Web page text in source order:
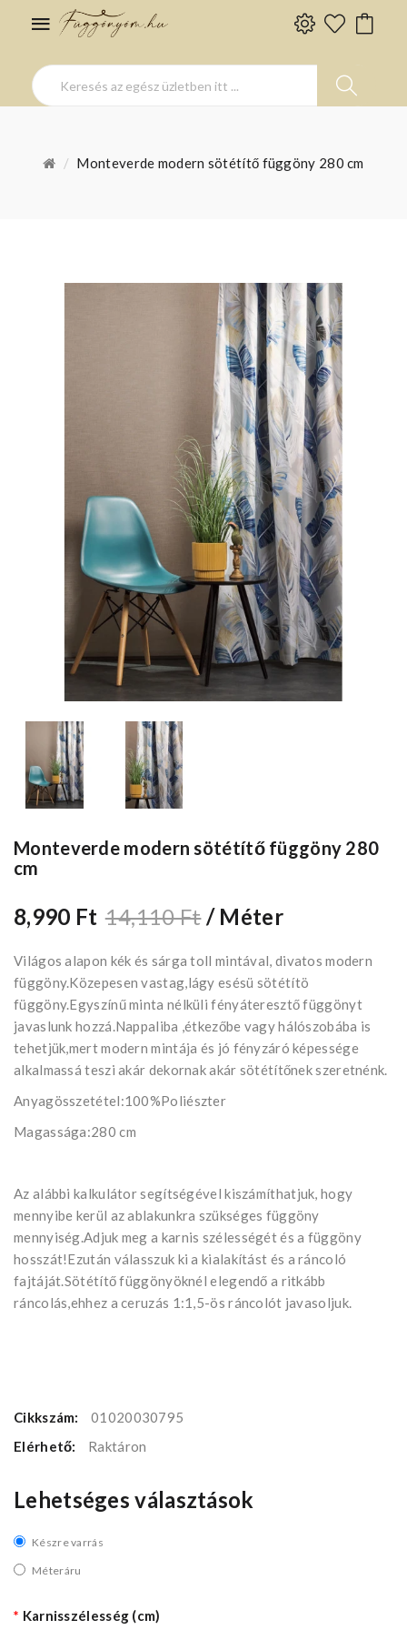
Monteverde modern sötétítő függöny 280 cm
Monteverde modern sötétítő függöny 280
cm
8,990 Ft 14,110 Ft/ Méter
Világos alapon kék és sárga toll mintával, divatos modern
függöny.Közepesen vastag,lágy esésü sötétítö
függöny.Egyszínű minta nélküli fényáteresztő függönyt
javaslunk hozzá.Nappaliba ,étkezőbe vagy hálószobába is
tehetjük,mert modern mintája és jó fényzáró képessége
alkalmassá teszi akár dekornak akár sötétítőnek szeretnénk.
Anyagösszetétel:100%Poliészter
Magassága:280 cm
Az alábbi kalkulátor segítségével kiszámíthatjuk, hogy
mennyibe kerül az ablakunkra szükséges függöny
mennyiség.Adjuk meg a karnis szélességét és a függöny
hosszát!Ezután válasszuk ki a kialakítást és a ráncoló
fajtáját.Sötétítő függönyöknél elegendő a ritkább
ráncolás,ehhez a ceruzás 1:1,5-ös ráncolót javasoljuk.
Cikkszám:
01020030795
Elérhető:
Raktáron
Lehetséges választások
Készre varrás
Méteráru
Karnisszélesség (cm)